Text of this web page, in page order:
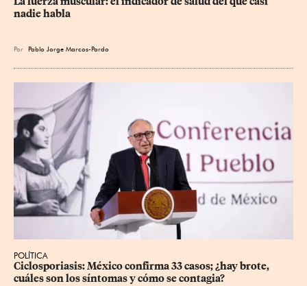
nadie habla
Por Pablo Jorge Marcos-Pardo
POLÍTICA
Ciclosporiasis: México confirma 33 casos; ¿hay brote,
cuáles son los síntomas y cómo se contagia?